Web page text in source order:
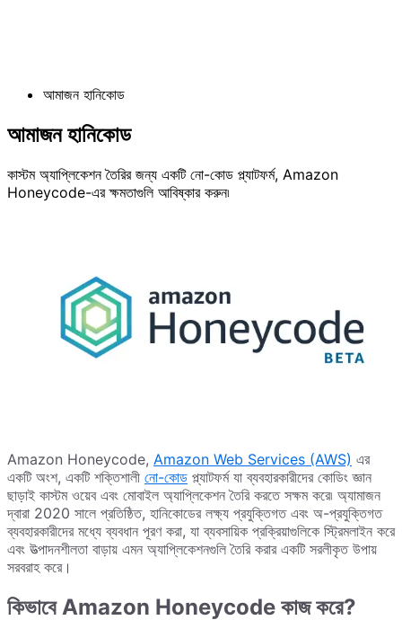
আমাজন হানিকোড
আমাজন হানিকোড
কাস্টম অ্যাপ্লিকেশন তৈরির জন্য একটি নো-কোড প্ল্যাটফর্ম, Amazon
Honeycode-এর ক্ষমতাগুলি আবিষ্কার করুন৷
Amazon Honeycode, Amazon Web Services (AWS) এর
একটি অংশ, একটি শক্তিশালী নো-কোড প্ল্যাটফর্ম যা ব্যবহারকারীদের কোডিং জ্ঞান
ছাড়াই কাস্টম ওয়েব এবং মোবাইল অ্যাপ্লিকেশন তৈরি করতে সক্ষম করে৷ অ্যামাজন
দ্বারা 2020 সালে প্রতিষ্ঠিত, হানিকোডের লক্ষ্য প্রযুক্তিগত এবং অ-প্রযুক্তিগত
ব্যবহারকারীদের মধ্যে ব্যবধান পূরণ করা, যা ব্যবসায়িক প্রক্রিয়াগুলিকে স্ট্রিমলাইন করে
এবং উত্পাদনশীলতা বাড়ায় এমন অ্যাপ্লিকেশনগুলি তৈরি করার একটি সরলীকৃত উপায়
সরবরাহ করে।
কিভাবে Amazon Honeycode কাজ করে?